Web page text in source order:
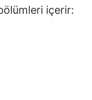
içerir: